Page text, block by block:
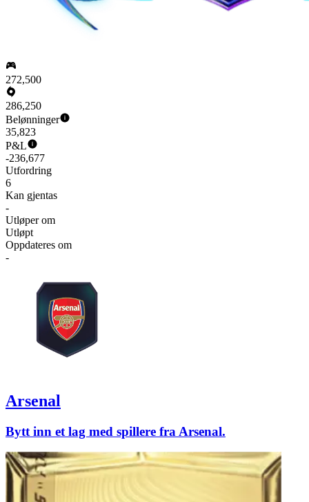
272,500
286,250
Belønninger
35,823
P&L
-236,677
Utfordring
6
Kan gjentas
-
Utløper om
Utløpt
Oppdateres om
-
Arsenal
Bytt inn et lag med spillere fra Arsenal.